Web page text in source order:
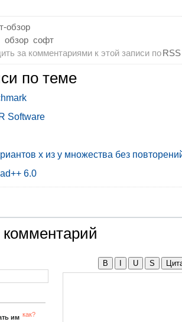
обзор
обзор софт
за комментариями к этой записи поRSS
по теме
Software
x из y множества без
6.0
комментарий
им как?
B U S